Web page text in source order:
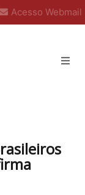
Acesso Webmail